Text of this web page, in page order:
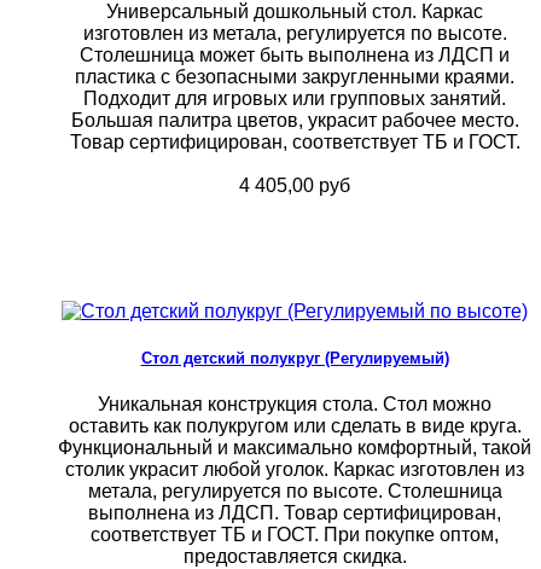
Универсальный дошкольный стол. Каркас
изготовлен из метала, регулируется по высоте.
Столешница может быть выполнена из ЛДСП и
пластика с безопасными закругленными краями.
Подходит для игровых или групповых занятий.
Большая палитра цветов, украсит рабочее место.
Товар сертифицирован, соответствует ТБ и ГОСТ.
4 405,00 руб
Стол детский полукруг (Регулируемый)
Уникальная конструкция стола. Стол можно
оставить как полукругом или сделать в виде круга.
Функциональный и максимально комфортный, такой
столик украсит любой уголок. Каркас изготовлен из
метала, регулируется по высоте. Столешница
выполнена из ЛДСП. Товар сертифицирован,
соответствует ТБ и ГОСТ. При покупке оптом,
предоставляется скидка.